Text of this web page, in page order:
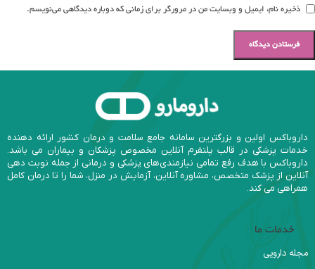
ذخیره نام، ایمیل و وبسایت من در مرورگر برای زمانی که دوباره دیدگاهی می‌نویسم.
داروباکس اولین و بزرگترین سامانه جامع سلامت و درمان کشور ارائه دهنده
خدمات پزشکی در قالب پلتفرم آنلاین مخصوص پزشکان و بیماران می باشد.
داروباکس با هدف رفع تمامی نیازمندی‌های پزشکی و درمانی از جمله نوبت دهی
آنلاین از پزشک متخصص، مشاوره آنلاین، آزمایش در منزل، شما را تا درمان کامل
همراهی می کند.
خدمات ما
مجله دارویی